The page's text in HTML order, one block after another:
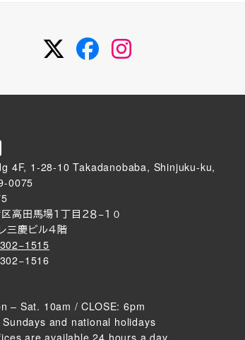
TwitterFacebook
4F, 1-28-10 Takadanobaba, Shinjuku-ku,
0075
高田馬場１丁目２８−１０
三慶ビル４階
– Sat. 10am / CLOSE: 6pm
and national holidays